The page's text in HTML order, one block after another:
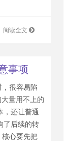
阅读全文
事项
很容易陷
大量用不上的
，还让普通
了后续的转
核心要先把